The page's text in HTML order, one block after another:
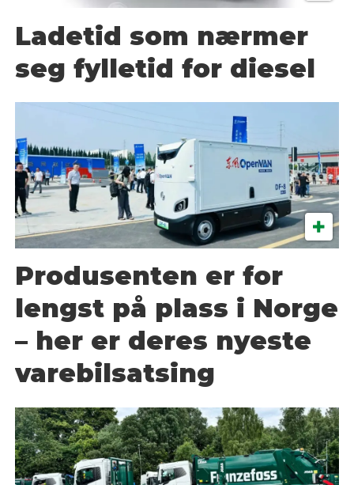
Ladetid som nærmer
seg fylletid for diesel
Produsenten er for
lengst på plass i Norge
– her er deres nyeste
varebilsatsing